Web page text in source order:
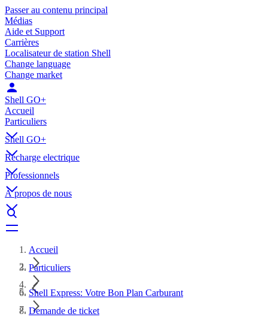
Passer au contenu principal
Médias
Aide et Support
Carrières
Localisateur de station Shell
Change language
Change market
Shell GO+
Accueil
Particuliers
Shell GO+
Récharge electrique
Professionnels
À propos de nous
Accueil
Particuliers
Shell Express: Votre Bon Plan Carburant
Demande de ticket